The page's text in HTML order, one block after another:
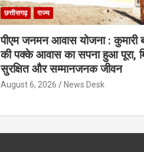
छत्तीसगढ़ राज्य
पीएम जनमन आवास योजना : कुमारी
की पक्के आवास का सपना हुआ पूरा,
सुरक्षित और सम्मानजनक जीवन
August 6, 2026 News Desk